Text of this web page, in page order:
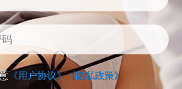
《用户协议》《隐私政策》